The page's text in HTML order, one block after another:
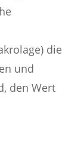
die
und
den Wert